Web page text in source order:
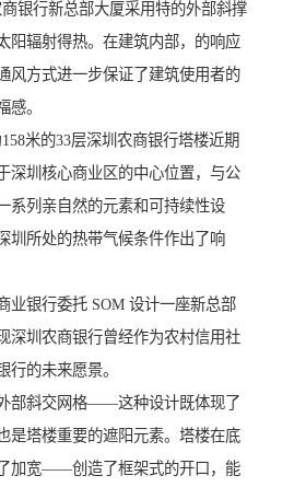
银行新总部大厦采用特的外部斜撑
阳辐射得热。在建筑内部，的响应
风方式进一步保证了建筑使用者的
感。
米的33层深圳农商银行塔楼近期
深圳核心商业区的中心位置，与公
系列亲自然的元素和可持续性设
圳所处的热带气候条件作出了响
业银行委托 SOM 设计一座新总部
深圳农商银行曾经作为农村信用社
行的未来愿景。
部斜交网格——这种设计既体现了
是塔楼重要的遮阳元素。塔楼在底
加宽——创造了框架式的开口，能